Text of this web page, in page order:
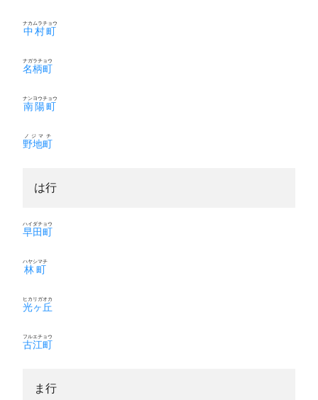
中村町
ナカムラチョウ
名柄町
ナガラチョウ
南陽町
ナンヨウチョウ
野地町
ノジマチ
は行
早田町
ハイダチョウ
林町
ハヤシマチ
光ヶ丘
ヒカリガオカ
古江町
フルエチョウ
ま行